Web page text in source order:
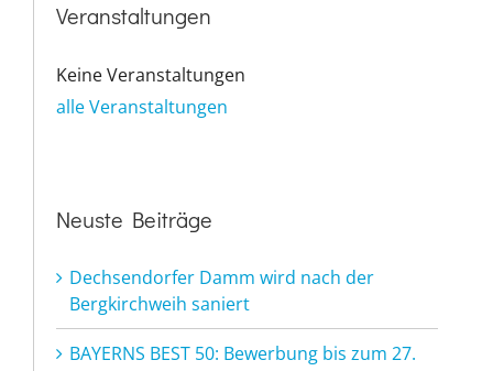
Veranstaltungen
Keine Veranstaltungen
alle Veranstaltungen
Neuste Beiträge
Dechsendorfer Damm wird nach der
Bergkirchweih saniert
BAYERNS BEST 50: Bewerbung bis zum 27.